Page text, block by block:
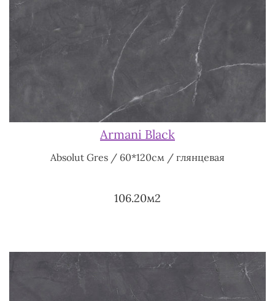
Armani Black
Absolut Gres / 60*120см / глянцевая
106.20м2